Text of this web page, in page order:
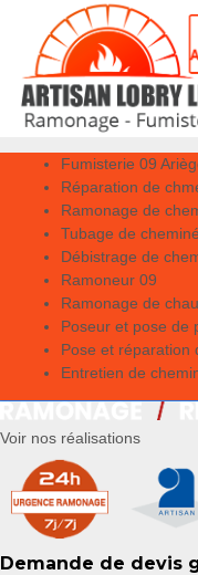
Fumisterie 09
Réparation de
Ramonage de
Tubage de
Débistrage de
Ramoneur 09
Ramonage de
Poseur et pose de
Pose et réparation
Entretien de
Voir nos réalisations
Demande de devis